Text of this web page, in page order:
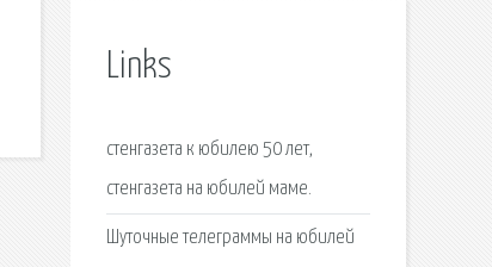
Links
стенгазета к юбилею 50 лет,
стенгазета на юбилей маме.
Шуточные телеграммы на юбилей